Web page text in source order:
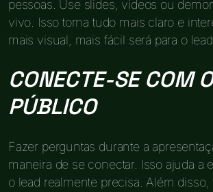
pessoas. Use slides, vídeos ou
vivo. Isso torna tudo mais claro e
mais visual, mais fácil será para o
CONECTE-SE COM
PÚBLICO
Fazer perguntas durante a
maneira de se conectar. Isso ajuda a
o lead realmente precisa. Além disso,